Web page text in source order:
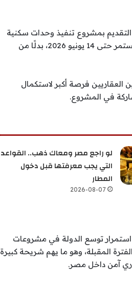
بمشروع تنفيذ وحدات سكنية
ضمن المبادرة الرئاسية «سكن لكل المصريين» لمدة 15 يومًا إضافية، لتستمر حتى 14 يونيو 2026، بدلًا من
العقاريين فرصة أكبر لاستكمال
في المشروع.
لو راجع مصر ومعاك ذهب.. القواعد
التي يجب معرفتها قبل دخول
المطار
2026-08-07
استمرار توسع الدولة في مشروعات
المقبلة، وهو ما يهم شريحة كبيرة
آمن داخل مصر.